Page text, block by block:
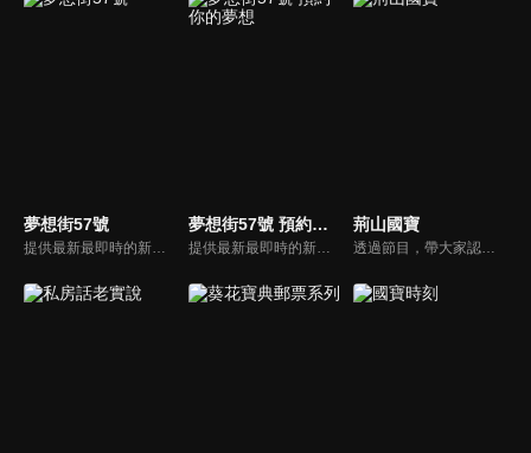
夢想街57號 夢想街57號 預約你的夢想
提供最新最即時的新車資訊、邀請汽車達人分享試車報告，同時幫觀眾做最仔細的車款集評！還有專家分享最實用、最省錢的愛車維修撇步，甚至將難得一見的限量車、改裝車直接搬到棚內，將更專業、更豐富、更多元化的內容呈現給觀眾。
荊山國寶
透過節目，帶大家認識夏荊山居士，長年致力於佛畫藝術，讓世人藉由夏居士畫作，深刻感受到中國古典藝術的慈悲和智慧和他多年心血及傳承佛畫藝術。